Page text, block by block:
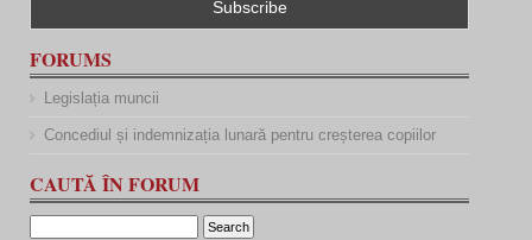
FORUMS
Legislația muncii
Concediul și indemnizația lunară pentru creșterea copiilor
CAUTĂ ÎN FORUM